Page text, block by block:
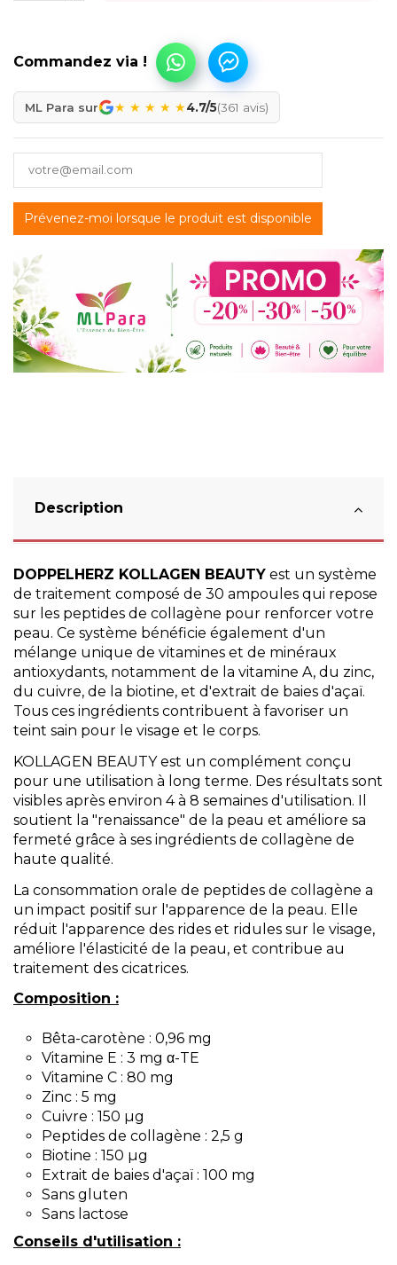
ML Para sur ★ ★ ★ ★ ★4.7/5(361 avis)
Description
DOPPELHERZ KOLLAGEN BEAUTY est un système
de traitement composé de 30 ampoules qui repose
sur les peptides de collagène pour renforcer votre
peau. Ce système bénéficie également d'un
mélange unique de vitamines et de minéraux
antioxydants, notamment de la vitamine A, du zinc,
du cuivre, de la biotine, et d'extrait de baies d'açaï.
Tous ces ingrédients contribuent à favoriser un
teint sain pour le visage et le corps.
KOLLAGEN BEAUTY est un complément conçu
pour une utilisation à long terme. Des résultats sont
visibles après environ 4 à 8 semaines d'utilisation. Il
soutient la "renaissance" de la peau et améliore sa
fermeté grâce à ses ingrédients de collagène de
haute qualité.
La consommation orale de peptides de collagène a
un impact positif sur l'apparence de la peau. Elle
réduit l'apparence des rides et ridules sur le visage,
améliore l'élasticité de la peau, et contribue au
traitement des cicatrices.
Composition :
Bêta-carotène : 0,96 mg
Vitamine E : 3 mg α-TE
Vitamine C : 80 mg
Zinc : 5 mg
Cuivre : 150 µg
Peptides de collagène : 2,5 g
Biotine : 150 µg
Extrait de baies d'açaï : 100 mg
Sans gluten
Sans lactose
Conseils d'utilisation :